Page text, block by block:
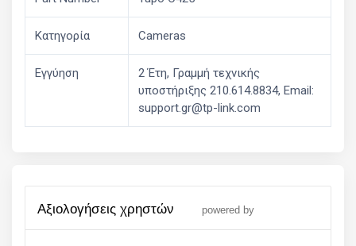
Κατηγορία Cameras
Εγγύηση
2 Έτη, Γραμμή τεχνικής
υποστήριξης 210.614.8834, Email:
support.gr@tp-link.com
αξιολογήσεις χρηστών powered by